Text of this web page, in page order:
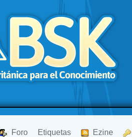
Foro Etiquetas Ezine